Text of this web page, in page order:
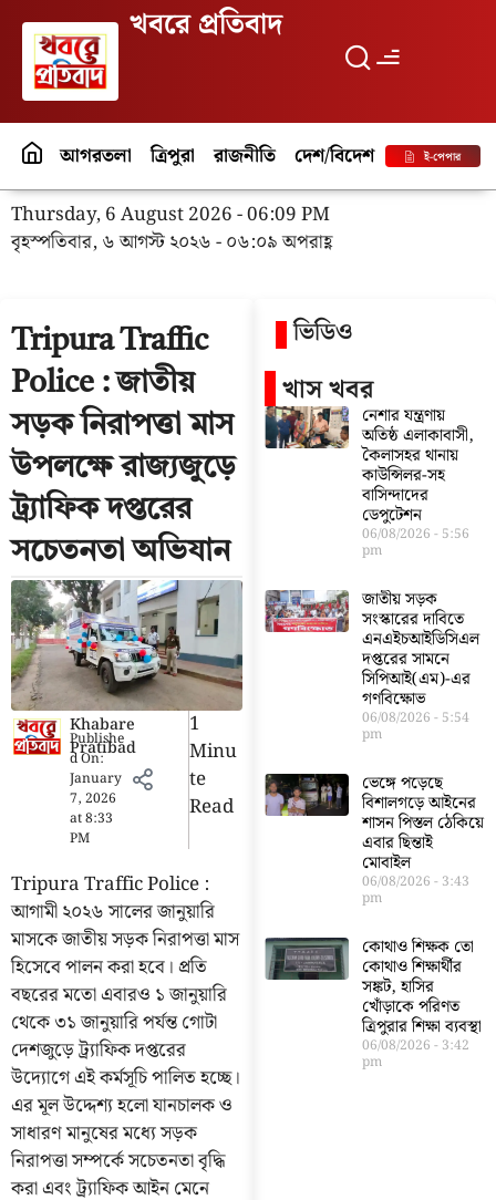
খবরে প্রতিবাদ
আগরতলা ত্রিপুরা রাজনীতি দেশ/বিদেশ পর্যটনই-পেপার
Thursday, 6 August 2026 - 06:09 PM
বৃহস্পতিবার, ৬ আগস্ট ২০২৬ - ০৬:০৯ অপরাহ্ণ
Tripura Traffic
Police : জাতীয়
সড়ক নিরাপত্তা মাস
উপলক্ষে রাজ্যজুড়ে
ট্র্যাফিক দপ্তরের
সচেতনতা অভিযান
Khabare
Pratibad
Publishe
d On:
January
7, 2026
at8:33
PM
1
Minu
Te
Read
Tripura Traffic Police :
আগামী ২০২৬ সালের জানুয়ারি
মাসকে জাতীয় সড়ক নিরাপত্তা মাস
হিসেবে পালন করা হবে। প্রতি
বছরের মতো এবারও ১ জানুয়ারি
থেকে ৩১ জানুয়ারি পর্যন্ত গোটা
দেশজুড়ে ট্র্যাফিক দপ্তরের
উদ্যোগে এই কর্মসূচি পালিত হচ্ছে।
এর মূল উদ্দেশ্য হলো যানচালক ও
সাধারণ মানুষের মধ্যে সড়ক
নিরাপত্তা সম্পর্কে সচেতনতা বৃদ্ধি
করা এবং ট্র্যাফিক আইন মেনে
ভিডিও
খাস খবর
নেশার যন্ত্রণায়
অতিষ্ঠ এলাকাবাসী,
কৈলাসহর থানায়
কাউন্সিলর-সহ
বাসিন্দাদের
ডেপুটেশন
06/08/2026 5:56
pm
জাতীয় সড়ক
সংস্কারের দাবিতে
এনএইচআইডিসিএল
দপ্তরের সামনে
সিপিআই(এম)-এর
গণবিক্ষোভ
06/08/2026 5:54
pm
ভেঙ্গে পড়েছে
বিশালগড়ে আইনের
শাসন পিস্তল ঠেকিয়ে
এবার ছিন্তাই
মোবাইল
06/08/2026 3:43
pm
কোথাও শিক্ষক তো
কোথাও শিক্ষার্থীর
সঙ্কট, হাসির
খোঁড়াকে পরিণত
ত্রিপুরার শিক্ষা ব্যবস্থা
06/08/2026 3:42
pm